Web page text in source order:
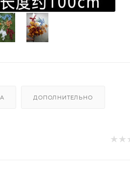
ДОПОЛНИТЕЛЬНО